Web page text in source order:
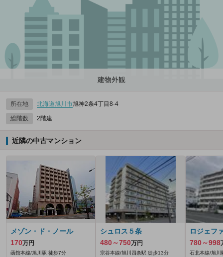
建物外観
所在地 北海道旭川市旭神2条4丁目8-4
総階数 2階建
近隣の中古マンション
メゾン・ド・ノール
170万円
函館本線/旭川駅 徒歩7分
シュロス５条
480～750万円
宗谷本線/旭川四条駅 徒歩13分
ロジェフ
780～998
石北本線/旭川